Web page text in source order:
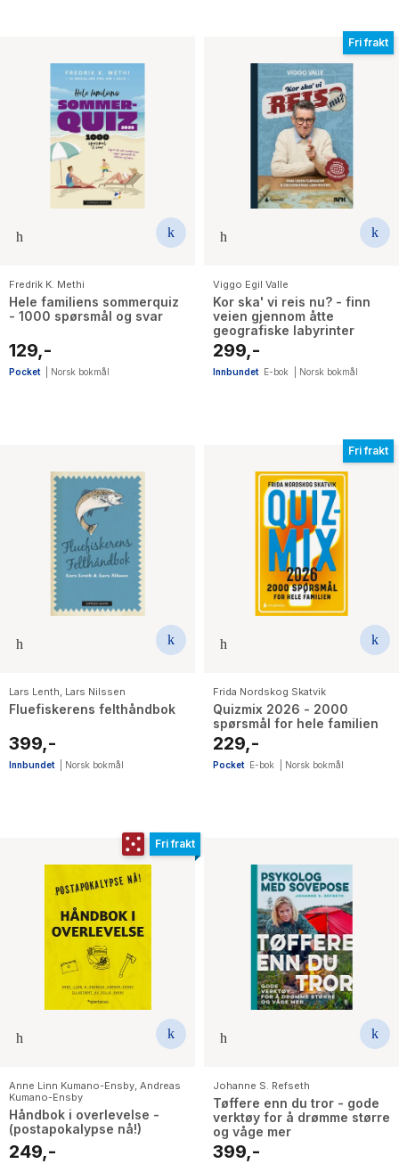
Fredrik K. Methi
Hele familiens sommerquiz
- 1000 spørsmål og svar
129,-
Pocket Norsk bokmål
Fri frakt
Viggo Egil Valle
Kor ska' vi reis nu? - finn
veien gjennom åtte
geografiske labyrinter
299,-
Innbundet E-bok Norsk bokmål
Lars Lenth, Lars Nilssen
Fluefiskerens felthåndbok
399,-
Innbundet Norsk bokmål
Fri frakt
Frida Nordskog Skatvik
Quizmix 2026 - 2000
spørsmål for hele familien
229,-
Pocket E-bok Norsk bokmål
Fri frakt
Anne Linn Kumano-Ensby, Andreas
Kumano-Ensby
Håndbok i overlevelse -
(postapokalypse nå!)
249,-
Johanne S. Refseth
Tøffere enn du tror - gode
verktøy for å drømme større
og våge mer
399,-